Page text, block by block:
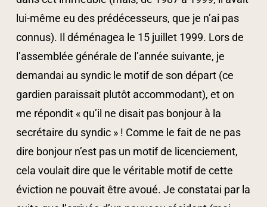
lui-même eu des prédécesseurs, que je n’ai pas
connus). Il déménagea le 15 juillet 1999. Lors de
l’assemblée générale de l’année suivante, je
demandai au syndic le motif de son départ (ce
gardien paraissait plutôt accommodant), et on
me répondit « qu’il ne disait pas bonjour à la
secrétaire du syndic » ! Comme le fait de ne pas
dire bonjour n’est pas un motif de licenciement,
cela voulait dire que le véritable motif de cette
éviction ne pouvait être avoué. Je constatai par la